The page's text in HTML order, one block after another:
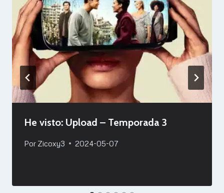
He visto: Upload – Temporada 3
Por Zicoxy3 2024-05-07